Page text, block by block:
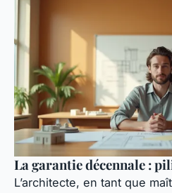
La garantie décennale :
L’architecte, en tant que